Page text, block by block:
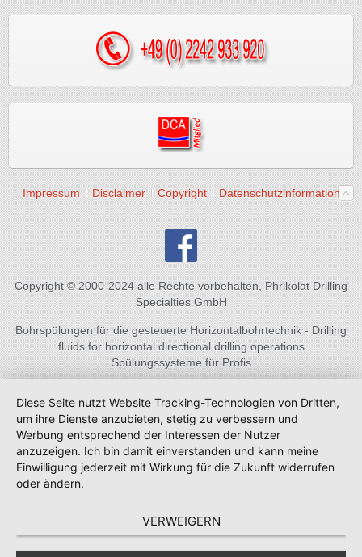
Impressum Disclaimer Copyright Datenschutzinformation
Copyright © 2000-2024 alle Rechte vorbehalten, Phrikolat Drilling
Specialties GmbH
Bohrspülungen für die gesteuerte Horizontalbohrtechnik - Drilling
fluids for horizontal directional drilling operations
Spülungssysteme für Profis
Diese Seite nutzt Website Tracking-Technologien von Dritten,
um ihre Dienste anzubieten, stetig zu verbessern und
Werbung entsprechend der Interessen der Nutzer
anzuzeigen. Ich bin damit einverstanden und kann meine
Einwilligung jederzeit mit Wirkung für die Zukunft widerrufen
oder ändern.
VERWEIGERN